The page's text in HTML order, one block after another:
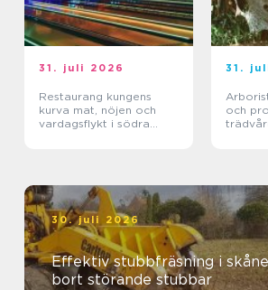
31. juli 2026
Restaurang kungens
kurva mat, nöjen och
vardagsflykt i södra
31.
Arborist i
och
30. juli 2026
Effektiv stubbfräsning i skåne så får
bort störande stubbar